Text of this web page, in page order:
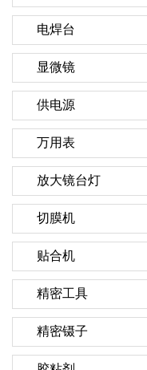
电焊台
显微镜
供电源
万用表
放大镜台灯
切膜机
贴合机
精密工具
精密镊子